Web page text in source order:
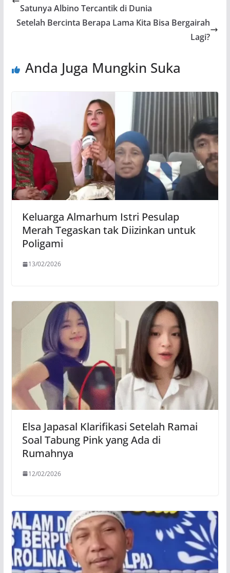
Satunya Albino Tercantik di Dunia
Setelah Bercinta Berapa Lama Kita Bisa Bergairah
Lagi?
Anda Juga Mungkin Suka
Keluarga Almarhum Istri Pesulap
Merah Tegaskan tak Diizinkan untuk
Poligami
13/02/2026
Elsa Japasal Klarifikasi Setelah Ramai
Soal Tabung Pink yang Ada di
Rumahnya
12/02/2026